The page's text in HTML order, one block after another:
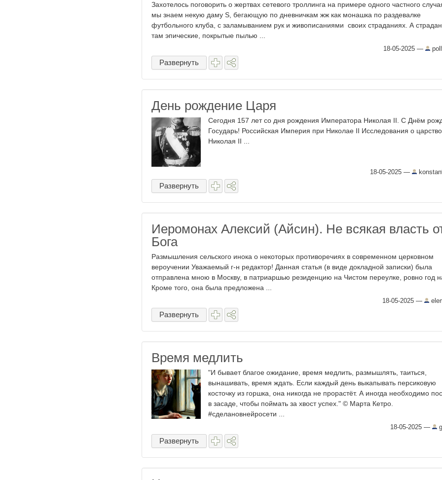
Захотелось поговорить о жертвах сетевого троллинга на примере одного частного
мы знаем некую даму S, бегающую по дневничкам жж как монашка по раздевалке
футбольного клуба, с заламыванием рук и живописаниями своих страданиях. А
там эпические, покрытые пылью ...
18-05-2025 —
Развернуть
День рождение Царя
Сегодня 157 лет со дня рождения Императора Николая II. С Днём
Государь! Российская Империя при Николае II Исследования о
Николая II ...
18-05-2025 —
Развернуть
Иеромонах Алексий (Айсин). Не всякая власть
Бога
Размышления сельского инока о некоторых противоречиях в современном церковном
вероучении Уважаемый г-н редактор! Данная статья (в виде докладной записки) была
отправлена мною в Москву, в патриаршью резиденцию на Чистом переулке, ровно год
Кроме того, она была предложена ...
18-05-2025 —
Развернуть
Время медлить
"И бывает благое ожидание, время медлить, размышлять, таиться,
вынашивать, время ждать. Если каждый день выкапывать персиковую
косточку из горшка, она никогда не прорастёт. А иногда необходимо
в засаде, чтобы поймать за хвост успех." © Марта Кетро.
#сделановнейросети ...
18-05-2025 —
Развернуть